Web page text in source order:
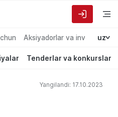
Aksiyadorlar va investorlarga
uz
Tenderlar va konkurslar
Yangilandi: 17.10.2023